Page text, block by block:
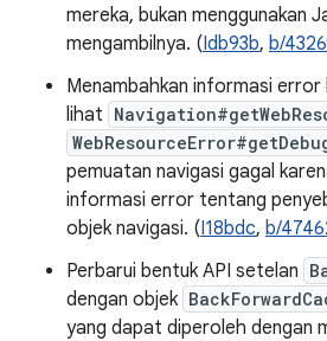
mereka, bukan menggunakan
mengambilnya. (Idb93b, b/
Menambahkan informasi error
lihat
pemuatan navigasi gagal
informasi error tentang
objek navigasi. (I18bdc, b/
Perbarui bentuk API setelan
dengan objek
yang dapat diperoleh dengan